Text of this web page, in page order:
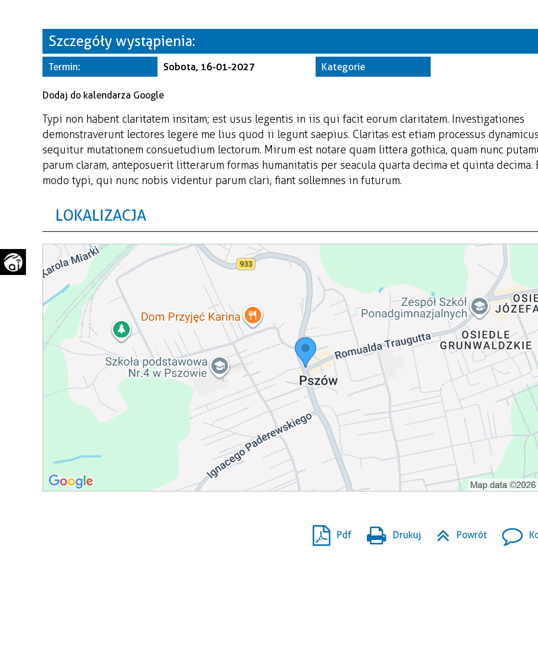
GAZETA SAMORZĄDOWA
"PSZOW.PL"
Szczegóły wystąpienia:
Termin: Sobota, 16-01-2027 Kategorie
Dodaj do kalendarza Google
Typi non habent claritatem insitam; est usus legentis in iis qui facit eorum claritatem. Investigationes
demonstraverunt lectores legere me lius quod ii legunt saepius. Claritas est etiam processus
sequitur mutationem consuetudium lectorum. Mirum est notare quam littera gothica, quam nunc
parum claram, anteposuerit litterarum formas humanitatis per seacula quarta decima et quinta decima.
modo typi, qui nunc nobis videntur parum clari, fiant sollemnes in futurum.
LOKALIZACJA
Pdf Drukuj Powrót